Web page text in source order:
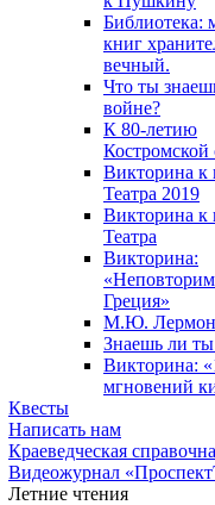
Библиотека:
книг
вечный.
Что ты
войне?
К 80-летию
Костромской
Викторина к
Театра 2019
Викторина к
Театра
Викторина:
Греция»
М.Ю.
Знаешь ли
Викторина:
мгновений
Квесты
Написать нам
Краеведческая
Видеожурнал
Летние чтения